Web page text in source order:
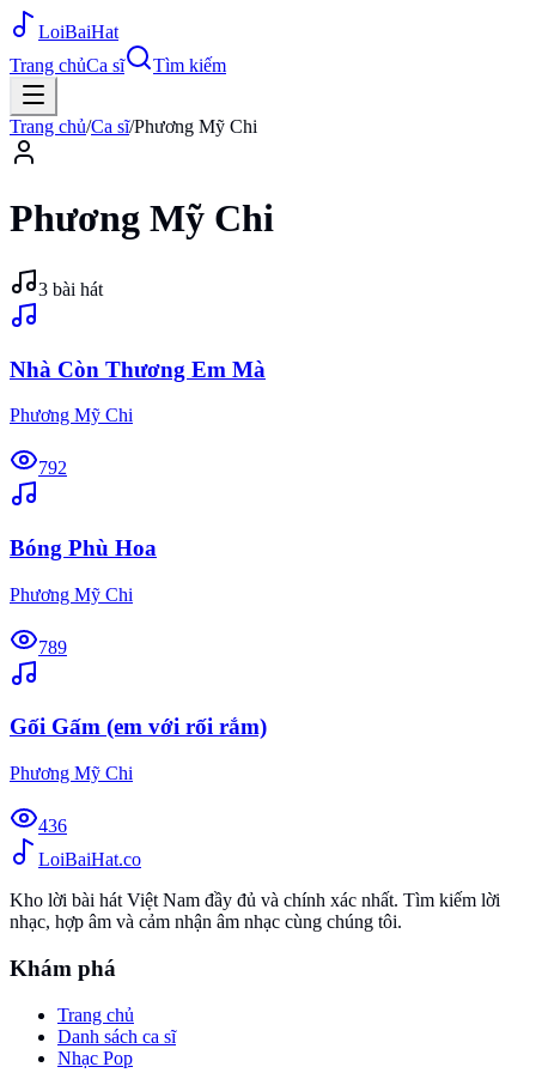
LoiBaiHat
Trang chủCa sĩ Tìm kiếm
Trang chủ/Ca sĩ/Phương Mỹ Chi
Phương Mỹ Chi
3 bài hát
Nhà Còn Thương Em Mà
Phương Mỹ Chi
792
Bóng Phù Hoa
Phương Mỹ Chi
789
Gối Gấm (em với rối rắm)
Phương Mỹ Chi
436
LoiBaiHat.co
Kho lời bài hát Việt Nam đầy đủ và chính xác nhất. Tìm kiếm lời
nhạc, hợp âm và cảm nhận âm nhạc cùng chúng tôi.
Khám phá
Trang chủ
Danh sách ca sĩ
Nhạc Pop